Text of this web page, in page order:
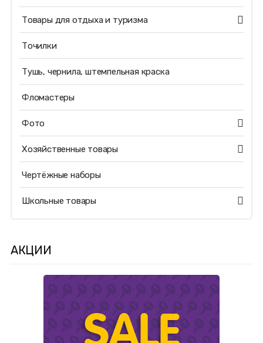
Товары для отдыха и туризма
Точилки
Тушь, чернила, штемпельная краска
Фломастеры
Фото
Хозяйственные товары
Чертёжные наборы
Школьные товары
АКЦИИ